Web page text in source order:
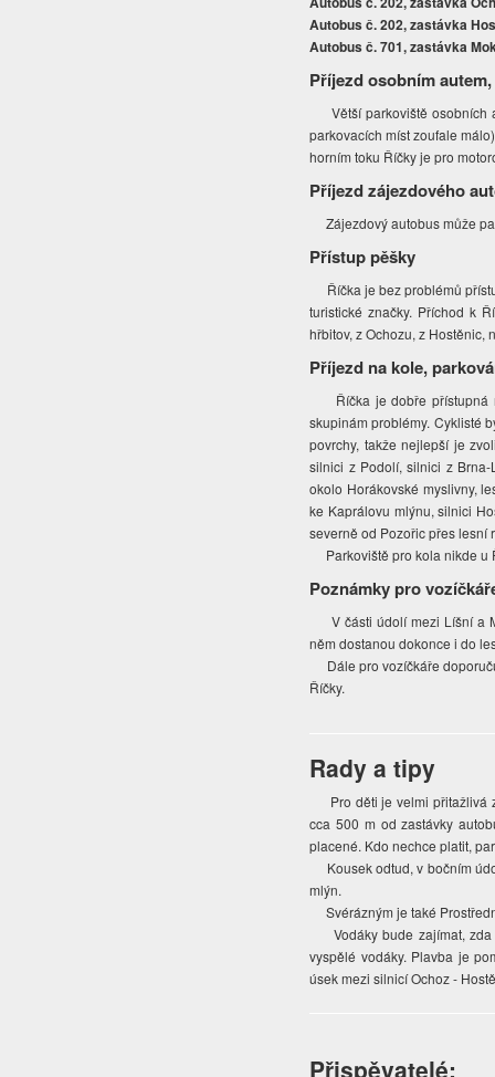
Autobus č. 202, zastávka
Autobus č. 701, zastávka
Příjezd osobním
Větší parkoviště osobních
parkovacích míst zoufale
horním toku Říčky je pro
Příjezd zájezdového
Zájezdový autobus může
Přístup pěšky
Říčka je bez problémů
turistické značky. Příchod k
hřbitov, z Ochozu, z Hostěnic,
Příjezd na kole,
Říčka je dobře přístupná
skupinám problémy. Cyklisté
povrchy, takže nejlepší je
silnici z Podolí, silnici z
okolo Horákovské myslivny,
ke Kaprálovu mlýnu, silnici
severně od Pozořic přes lesní
Parkoviště pro kola nikde u
Poznámky pro
V části údolí mezi Líšní a
něm dostanou dokonce i do
Dále pro vozíčkáře
Říčky.
Rady a tipy
Pro děti je velmi přitažlivá
cca 500 m od zastávky
placené. Kdo nechce platit,
Kousek odtud, v bočním
mlýn.
Svérázným je také
Vodáky bude zajímat, zda
vyspělé vodáky. Plavba je
úsek mezi silnicí Ochoz -
Přispěvatelé: